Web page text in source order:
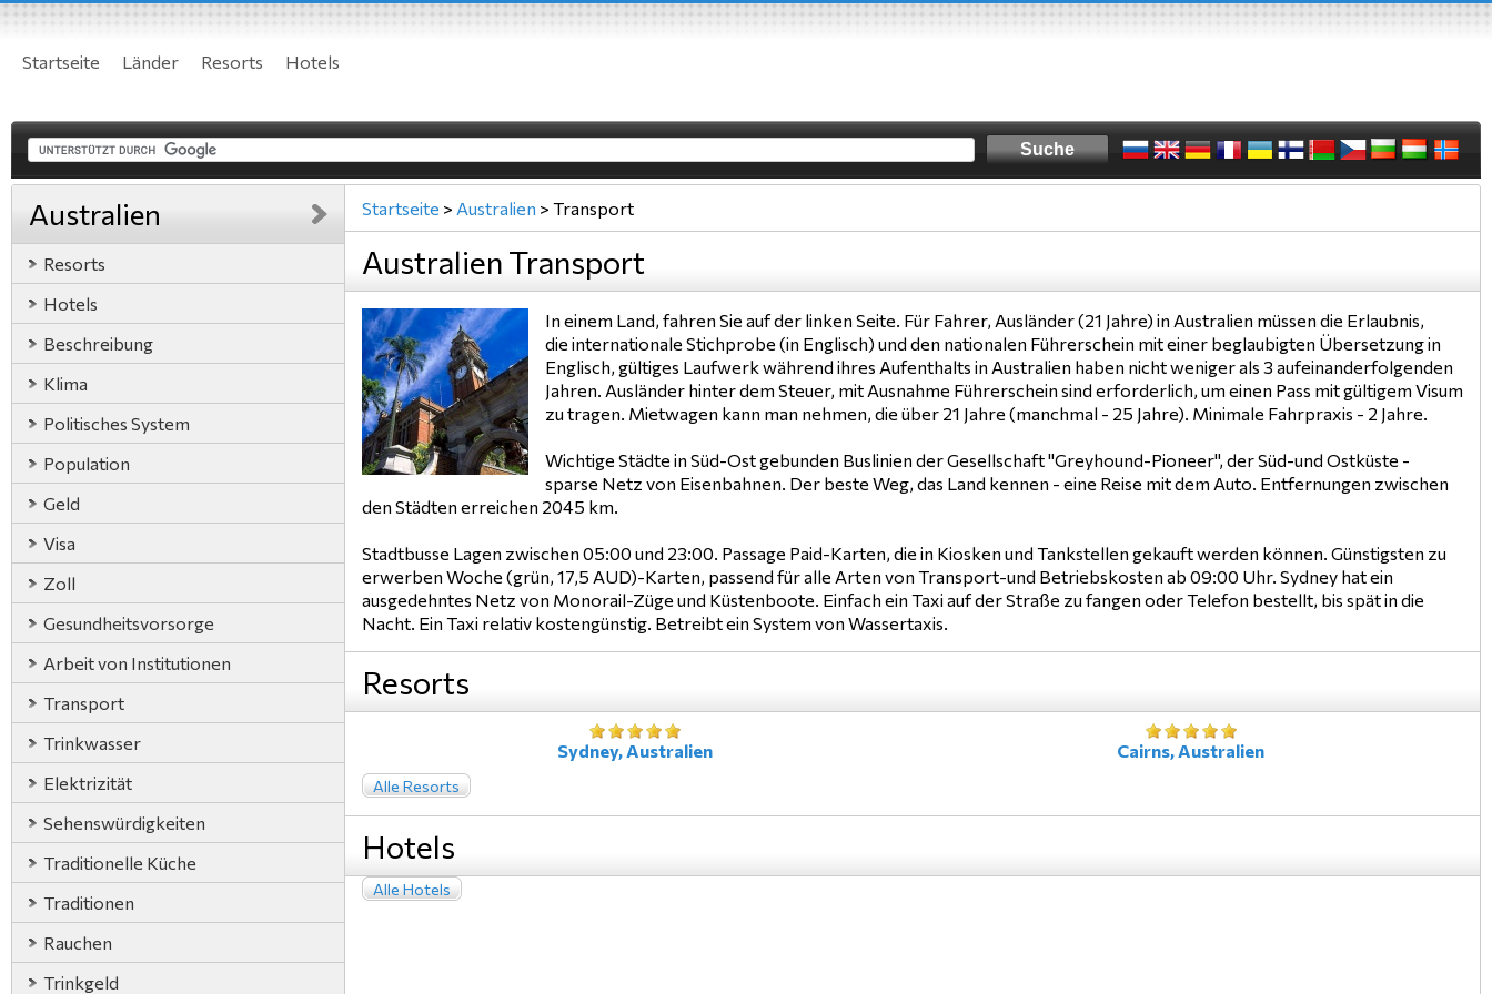
Startseite Länder Resorts Hotels
Australien
Resorts
Hotels
Beschreibung
Klima
Politisches System
Population
Geld
Visa
Zoll
Gesundheitsvorsorge
Arbeit von Institutionen
Transport
Trinkwasser
Elektrizität
Sehenswürdigkeiten
Traditionelle Küche
Traditionen
Rauchen
Trinkgeld
Startseite > Australien > Transport
Australien Transport
In einem Land, fahren Sie auf der linken Seite. Für Fahrer, Ausländer (21 Jahre) in Australien müssen die Erlaubnis,
die internationale Stichprobe (in Englisch) und den nationalen Führerschein mit einer beglaubigten Übersetzung in
Englisch, gültiges Laufwerk während ihres Aufenthalts in Australien haben nicht weniger als 3 aufeinanderfolgenden
Jahren. Ausländer hinter dem Steuer, mit Ausnahme Führerschein sind erforderlich, um einen Pass mit gültigem Visum
zu tragen. Mietwagen kann man nehmen, die über 21 Jahre (manchmal - 25 Jahre). Minimale Fahrpraxis - 2 Jahre.
Wichtige Städte in Süd-Ost gebunden Buslinien der Gesellschaft "Greyhound-Pioneer", der Süd-und Ostküste -
sparse Netz von Eisenbahnen. Der beste Weg, das Land kennen - eine Reise mit dem Auto. Entfernungen zwischen
den Städten erreichen 2045 km.
Stadtbusse Lagen zwischen 05:00 und 23:00. Passage Paid-Karten, die in Kiosken und Tankstellen gekauft werden können. Günstigsten zu
erwerben Woche (grün, 17,5 AUD)-Karten, passend für alle Arten von Transport-und Betriebskosten ab 09:00 Uhr. Sydney hat ein
ausgedehntes Netz von Monorail-Züge und Küstenboote. Einfach ein Taxi auf der Straße zu fangen oder Telefon bestellt, bis spät in die
Nacht. Ein Taxi relativ kostengünstig. Betreibt ein System von Wassertaxis.
Resorts
Sydney, Australien Cairns, Australien
Alle Resorts
Hotels
Alle Hotels